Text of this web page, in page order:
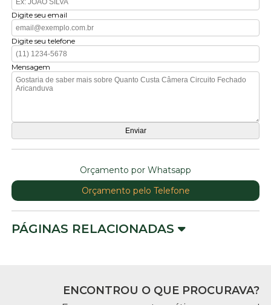
Digite seu email
Digite seu telefone
Mensagem
Orçamento por Whatsapp
Orçamento pelo Telefone
PÁGINAS RELACIONADAS
ENCONTROU O QUE PROCURAVA?